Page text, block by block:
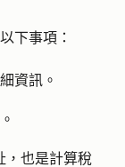
下事項：
資訊。
，也是計算稅